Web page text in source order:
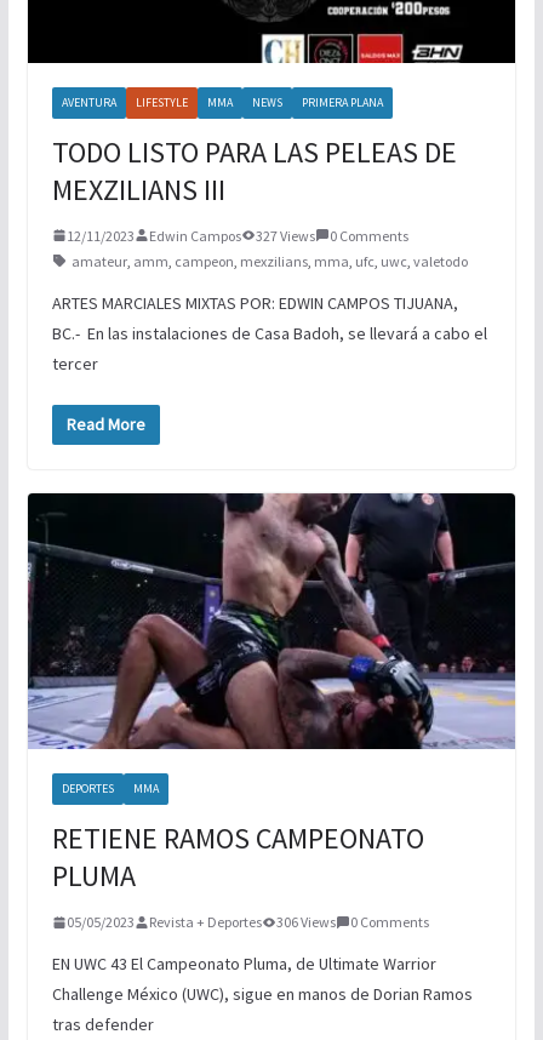
AVENTURA LIFESTYLE MMA NEWS PRIMERA PLANA
TODO LISTO PARA LAS PELEAS DE
MEXZILIANS III
12/11/2023 Edwin Campos 327 Views
0 Comments
amateur, amm campeon mexzilians, mma ufc uwc valetodo
ARTES MARCIALES MIXTAS POR: EDWIN CAMPOS TIJUANA,
BC.- En las instalaciones de Casa Badoh, se llevará a cabo el
tercer
Read More
DEPORTES MMA
RETIENE RAMOS CAMPEONATO
PLUMA
05/05/2023 Revista + Deportes 306 Views 0 Comments
EN UWC 43 El Campeonato Pluma, de Ultimate Warrior
Challenge México (UWC), sigue en manos de Dorian Ramos
tras defender